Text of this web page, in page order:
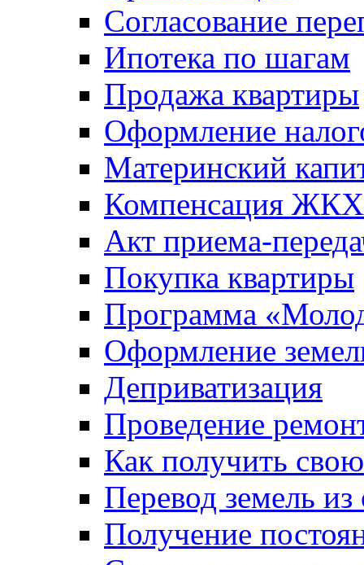
Согласование
Ипотека по шагам
Продажа квартиры
Оформление
Материнский
Компенсация ЖКХ
Акт приема-
Покупка квартиры
Программа
Оформление
Деприватизация
Проведение
Как получить
Перевод земель
Получение